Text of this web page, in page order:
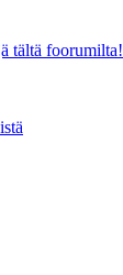
tältä foorumilta!